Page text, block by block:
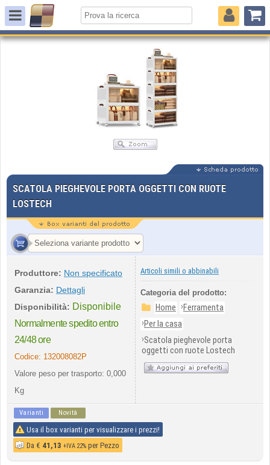
SCATOLA PIEGHEVOLE PORTA OGGETTI CON RUOTE
LOSTECH
Produttore: Non specificato
Garanzia: Dettagli
Disponibilità: Disponibile
Normalmente spedito entro
24/48 ore
Codice: 132008082P
Valore peso per trasporto: 0,000
Kg
Articoli simili o abbinabili
Categoria del prodotto:
Home ›Ferramenta
›Per la casa
›Scatola pieghevole porta
oggetti con ruote Lostech
Varianti Novità
Usa il box varianti per visualizzare i prezzi!
Da € 41,13 +IVA 22% per Pezzo